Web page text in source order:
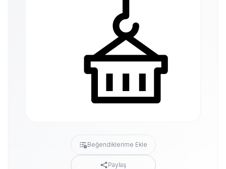
Beğendiklerime Ekle
Paylaş